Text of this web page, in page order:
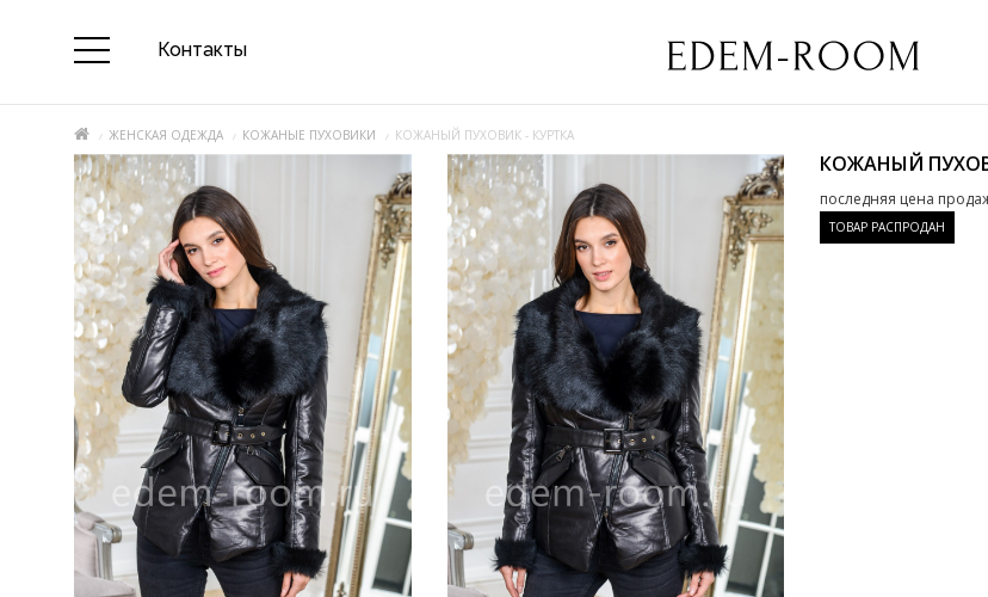
Контакты
ЖЕНСКАЯ ОДЕЖДА КОЖАНЫЕ ПУХОВИКИ КОЖАНЫЙ ПУХОВИК - КУРТКА
КОЖАНЫЙ
последняя цена
ТОВАР РАСПРОДАН